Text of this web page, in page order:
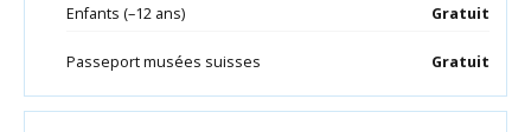
Enfants (–12 ans) Gratuit
Passeport musées suisses Gratuit